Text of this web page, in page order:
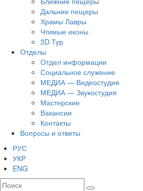
Дальние пещеры
Храмы Лавры
Чтимые иконы
3D Тур
Отделы
Отдел информации
Социальное служение
МЕДИА — Видеостудия
МЕДИА — Звукостудия
Мастерские
Вакансии
Контакты
Вопросы и ответы
РУС
УКР
ENG